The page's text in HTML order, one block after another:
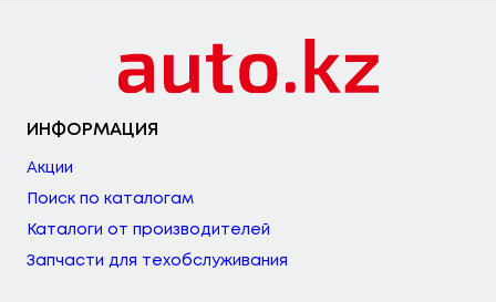
ИНФОРМАЦИЯ
Акции
Поиск по каталогам
Каталоги от производителей
Запчасти для техобслуживания